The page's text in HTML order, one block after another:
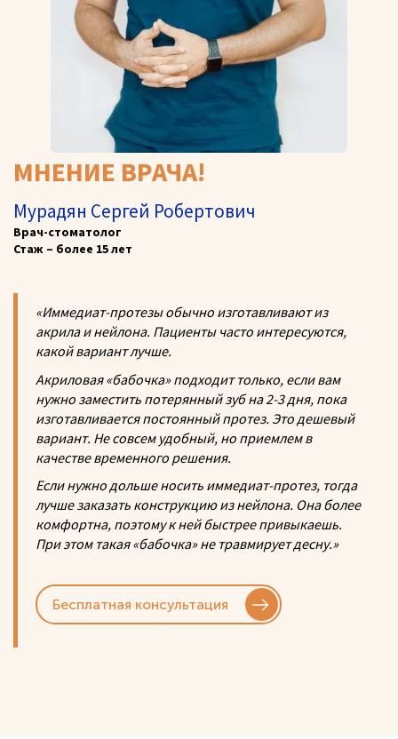
МНЕНИЕ ВРАЧА!
Мурадян Сергей Робертович
Врач-стоматолог
Стаж – более 15 лет
«Иммедиат-протезы обычно изготавливают из
акрила и нейлона. Пациенты часто интересуются,
какой вариант лучше.
Акриловая «бабочка» подходит только, если вам
нужно заместить потерянный зуб на 2-3 дня, пока
изготавливается постоянный протез. Это дешевый
вариант. Не совсем удобный, но приемлем в
качестве временного решения.
Если нужно дольше носить иммедиат-протез, тогда
лучше заказать конструкцию из нейлона. Она более
комфортна, поэтому к ней быстрее привыкаешь.
При этом такая «бабочка» не травмирует десну.»
Бесплатная консультация